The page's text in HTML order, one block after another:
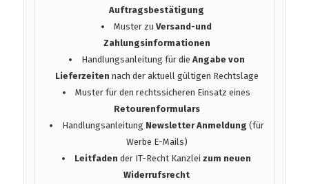
Auftragsbestätigung
Muster zuVersand-und
Zahlungsinformationen
Handlungsanleitung für die Angabe von
Lieferzeiten nach der aktuell gültigen Rechtslage
Muster für den rechtssicheren Einsatz eines
Retourenformulars
Handlungsanleitung Newsletter Anmeldung (für
Werbe E-Mails)
Leitfaden der IT-Recht Kanzleizum neuen
Widerrufsrecht